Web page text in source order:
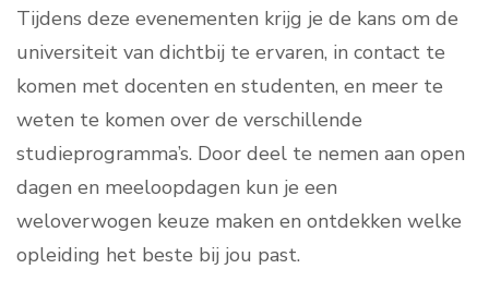
Tijdens deze evenementen krijg je de kans om de
universiteit van dichtbij te ervaren, in contact te
komen met docenten en studenten, en meer te
weten te komen over de verschillende
studieprogramma’s. Door deel te nemen aan open
dagen en meeloopdagen kun je een
weloverwogen keuze maken en ontdekken welke
opleiding het beste bij jou past.